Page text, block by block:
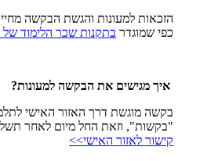
הזכאות למעונות והגשת הבקשה
כפי שמוגדר בתקנות שכר הלימוד של
איך מגישים את הבקשה למעונות?
בקשה מוגשת דרך האזור האישי
"בקשות", וזאת החל מיום לאחר
קישור לאזור האישי>>